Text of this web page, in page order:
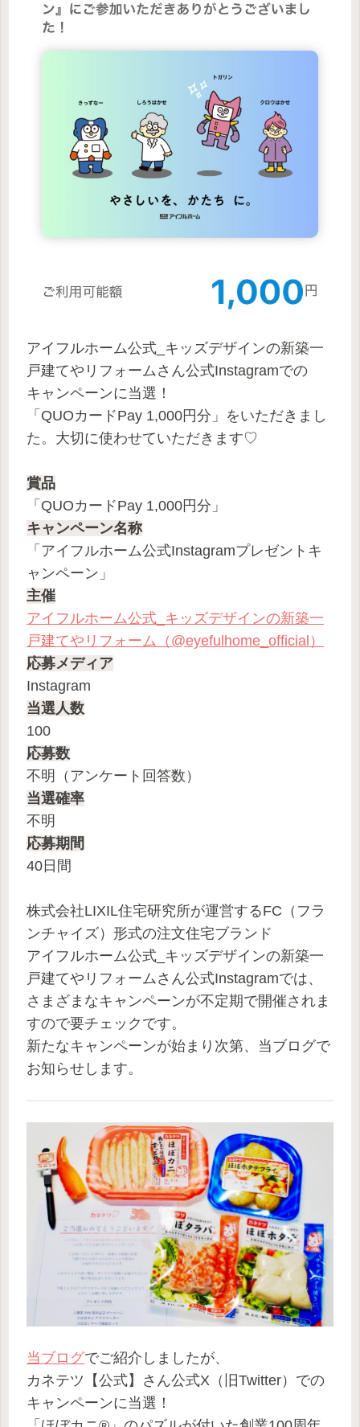
アイフルホーム公式_キッズデザインの新築一
戸建てやリフォームさん公式Instagramでの
キャンペーンに当選！
「QUOカードPay 1,000円分」をいただきまし
た。大切に使わせていただきます♡
賞品
「QUOカードPay 1,000円分」
キャンペーン名称
「アイフルホーム公式Instagramプレゼントキ
ャンペーン」
主催
アイフルホーム公式_キッズデザインの新築一
戸建てやリフォーム（@eyefulhome_official）
応募メディア
Instagram
当選人数
100
応募数
不明（アンケート回答数）
当選確率
不明
応募期間
40日間
株式会社LIXIL住宅研究所が運営するFC（フラ
ンチャイズ）形式の注文住宅ブランド
アイフルホーム公式_キッズデザインの新築一
戸建てやリフォームさん公式Instagramでは、
さまざまなキャンペーンが不定期で開催されま
すので要チェックです。
新たなキャンペーンが始まり次第、当ブログで
お知らせします。
当ブログでご紹介しましたが、
カネテツ【公式】さん公式X（旧Twitter）での
キャンペーンに当選！